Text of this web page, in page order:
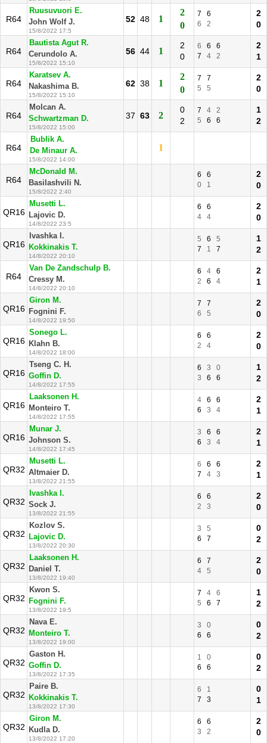
R64
Ruusuvuori E.
John Wolf J.
15/8/2022 17:5
52 48 1
2
0
7
6
6
2
2
0
R64
Bautista Agut R.
Cerundolo A.
15/8/2022 15:10
56 44 1
2
0
6 6
6
7
4 2
2
1
R64
Karatsev A.
Nakashima B.
15/8/2022 15:10
62 38 1
2
0
7
7
5
5
2
0
R64
Molcan A.
Schwartzman D.
15/8/2022 15:00
37 63 2
0
2
7 4
2
5
6 6
1
2
R64
Bublik A.
De Minaur A.
15/8/2022 14:00
1
R64
McDonald M.
Basilashvili N.
15/8/2022 2:40
6
6
0
1
2
0
QR16
Musetti L.
Lajovic D.
14/8/2022 23:5
6
6
4
4
2
0
QR16
Ivashka I.
Kokkinakis T.
14/8/2022 20:10
5 6
5
7
1 7
1
2
R64
Van De Zandschulp B.
Cressy M.
14/8/2022 20:10
6 4
6
2
6 4
2
1
QR16
Giron M.
Fognini F.
14/8/2022 19:50
7
7
6
5
2
0
QR16
Sonego L.
Klahn B.
14/8/2022 18:00
6
6
2
4
2
0
QR16
Tseng C. H.
Goffin D.
14/8/2022 17:55
6 3
0
3
6 6
1
2
QR16
Laaksonen H.
Monteiro T.
14/8/2022 17:55
4 6
6
6
3 4
2
1
QR16
Munar J.
Johnson S.
14/8/2022 17:45
3 6
6
6
3 4
2
1
QR32
Musetti L.
Altmaier D.
13/8/2022 21:55
6 6
6
7
4 3
2
1
QR32
Ivashka I.
Sock J.
13/8/2022 21:55
6
6
2
3
2
0
QR32
Kozlov S.
Lajovic D.
13/8/2022 20:30
3
5
6
7
0
2
QR32
Laaksonen H.
Daniel T.
13/8/2022 19:40
6
7
4
5
2
0
QR32
Kwon S.
Fognini F.
13/8/2022 19:5
7 4
6
5
6 7
1
2
QR32
Nava E.
Monteiro T.
13/8/2022 19:00
3
0
6
6
0
2
QR32
Gaston H.
Goffin D.
13/8/2022 17:35
1
0
6
6
0
2
QR32
Paire B.
Kokkinakis T.
13/8/2022 17:30
6
1
7
3
0
1
QR32
Giron M.
Kudla D.
13/8/2022 17:20
6
6
3
2
2
0